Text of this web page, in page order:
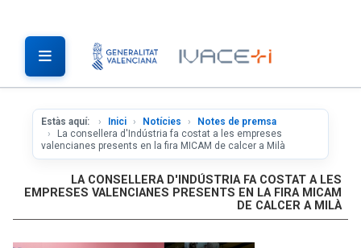
Estàs aquí: Inici Notícies
Notes de premsa
La consellera d'Indústria fa costat a les empreses
valencianes presents en la fira MICAM de calcer a Milà
LA CONSELLERA D'INDÚSTRIA FA COSTAT A LES
EMPRESES VALENCIANES PRESENTS EN LA FIRA MICAM
DE CALCER A MILÀ